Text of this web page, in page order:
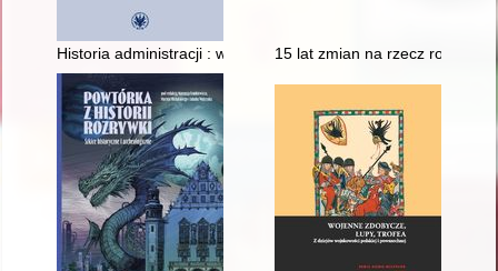
Historia administracji : wybór źródeł15 lat zmian na rzecz rozwoju